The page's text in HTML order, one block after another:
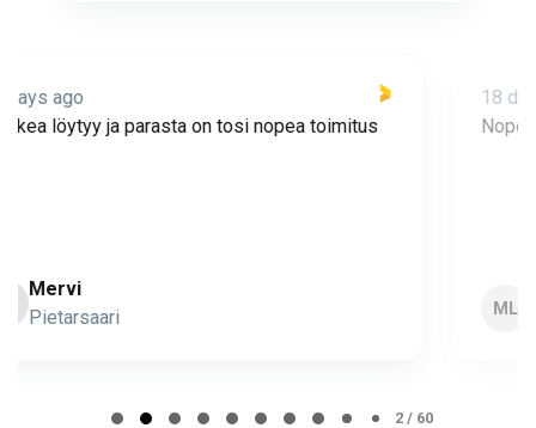
18 days ago
Nopea toimitus ja super asiakaspalvelua 🩷
ML Minna Lehto
2 / 60